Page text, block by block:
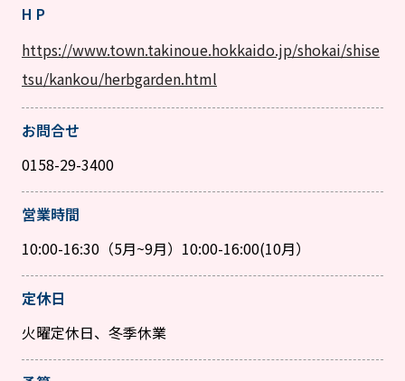
H P
https://www.town.takinoue.hokkaido.jp/shokai/shise
tsu/kankou/herbgarden.html
お問合せ
0158-29-3400
営業時間
10:00-16:30（5月~9月）10:00-16:00(10月）
定休日
火曜定休日、冬季休業